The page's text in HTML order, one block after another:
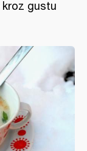
gustu